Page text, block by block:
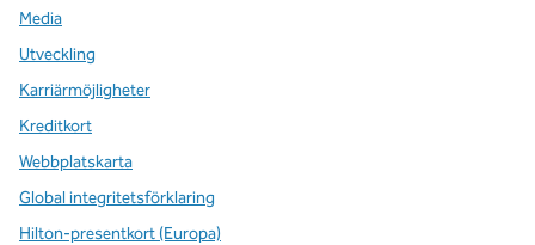
Media
Utveckling
Karriärmöjligheter
Kreditkort
Webbplatskarta
Global integritetsförklaring
Hilton-presentkort (Europa)